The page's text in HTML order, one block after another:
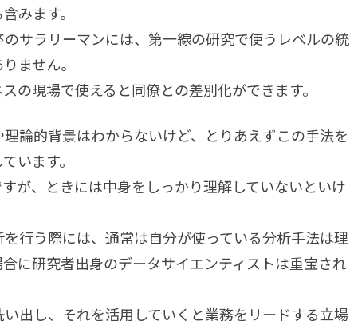
みます。
サラリーマンには、第一線の研究で使うレベルの統
ません。
の現場で使えると同僚との差別化ができます。
論的背景はわからないけど、とりあえずこの手法を
います。
が、ときには中身をしっかり理解していないといけ
行う際には、通常は自分が使っている分析手法は理
に研究者出身のデータサイエンティストは重宝され
出し、それを活用していくと業務をリードする立場